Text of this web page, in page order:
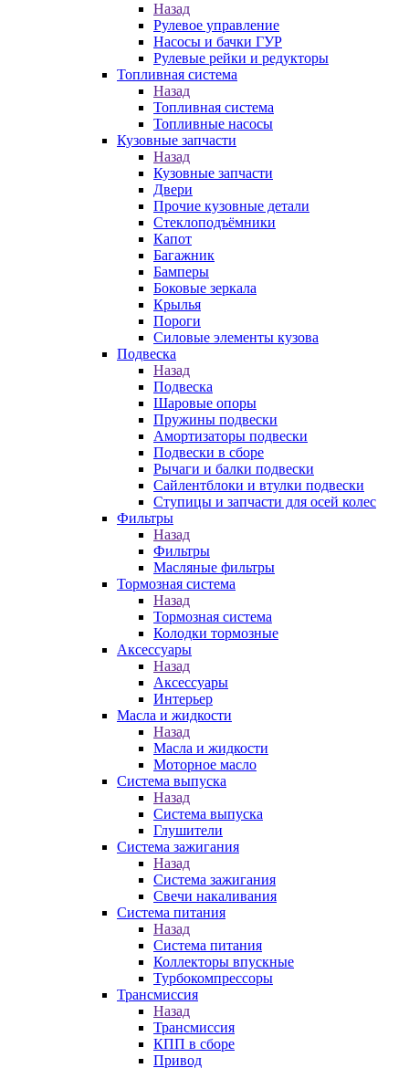
Назад
Рулевое управление
Насосы и бачки ГУР
Рулевые рейки и редукторы
Топливная система
Назад
Топливная система
Топливные насосы
Кузовные запчасти
Назад
Кузовные запчасти
Двери
Прочие кузовные детали
Стеклоподъёмники
Капот
Багажник
Бамперы
Боковые зеркала
Крылья
Пороги
Силовые элементы кузова
Подвеска
Назад
Подвеска
Шаровые опоры
Пружины подвески
Амортизаторы подвески
Подвески в сборе
Рычаги и балки подвески
Сайлентблоки и втулки подвески
Ступицы и запчасти для осей колес
Фильтры
Назад
Фильтры
Масляные фильтры
Тормозная система
Назад
Тормозная система
Колодки тормозные
Аксессуары
Назад
Аксессуары
Интерьер
Масла и жидкости
Назад
Масла и жидкости
Моторное масло
Система выпуска
Назад
Система выпуска
Глушители
Система зажигания
Назад
Система зажигания
Свечи накаливания
Система питания
Назад
Система питания
Коллекторы впускные
Турбокомпрессоры
Трансмиссия
Назад
Трансмиссия
КПП в сборе
Привод